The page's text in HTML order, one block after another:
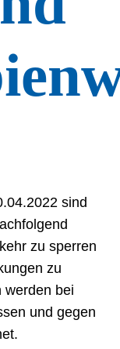
sind
zu sperren
zu
werden bei
und gegen